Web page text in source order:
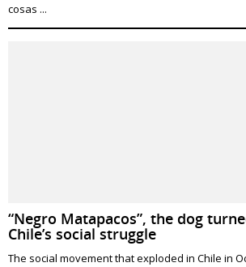
cosas ...
“Negro Matapacos”, the dog
Chile’s social struggle
The social movement that exploded in Chile in